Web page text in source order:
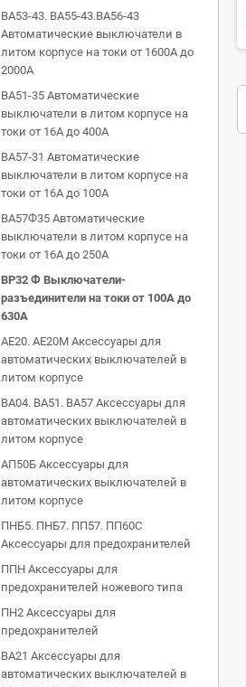
ВА53-43. ВА55-43.ВА56-43
Автоматические выключатели в
литом корпусе на токи от 1600А до
2000А
ВА51-35 Автоматические
выключатели в литом корпусе на
токи от 16А до 400А
ВА57-31 Автоматические
выключатели в литом корпусе на
токи от 16А до 100А
ВА57Ф35 Автоматические
выключатели в литом корпусе на
токи от 16А до 250А
ВР32 Ф Выключатели-
разъединители на токи от 100А до
630А
АЕ20. АЕ20М Аксессуары для
автоматических выключателей в
литом корпусе
ВА04. ВА51. ВА57 Аксессуары для
автоматических выключателей в
литом корпусе
АП50Б Аксессуары для
автоматических выключателей в
литом корпусе
ПНБ5. ПНБ7. ПП57. ПП60С
Аксессуары для предохранителей
ППН Аксессуары для
предохранителей ножевого типа
ПН2 Аксессуары для
предохранителей
ВА21 Аксессуары для
автоматических выключателей в